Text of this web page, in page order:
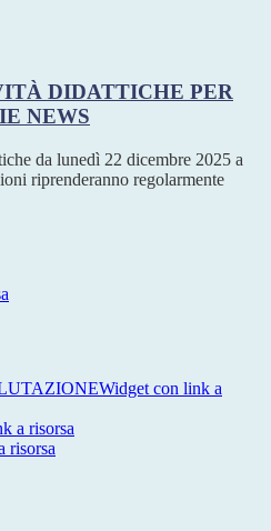
DIDATTICHE PER
NEWS
da lunedì 22 dicembre 2025 a
riprenderanno regolarmente
Widget con link a
a risorsa
risorsa